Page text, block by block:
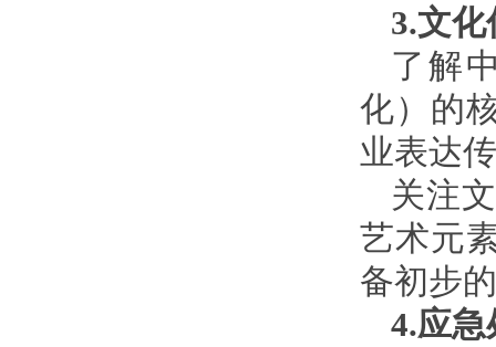
3.文
了解
化）的
业表达
关注
艺术元
备初步
4.应